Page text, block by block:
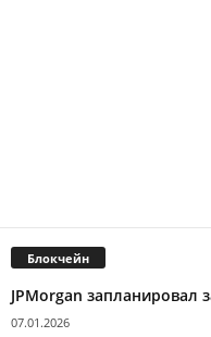
Блокчейн
JPMorgan запланировал
07.01.2026